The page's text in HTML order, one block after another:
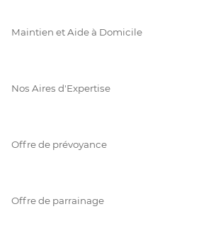
Maintien et Aide à Domicile
Nos Aires d'Expertise
Offre de prévoyance
Offre de parrainage